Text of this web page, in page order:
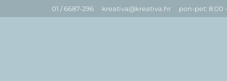
01 / 6687-296 kreativa@kreativa.hr pon-pet: 8:00